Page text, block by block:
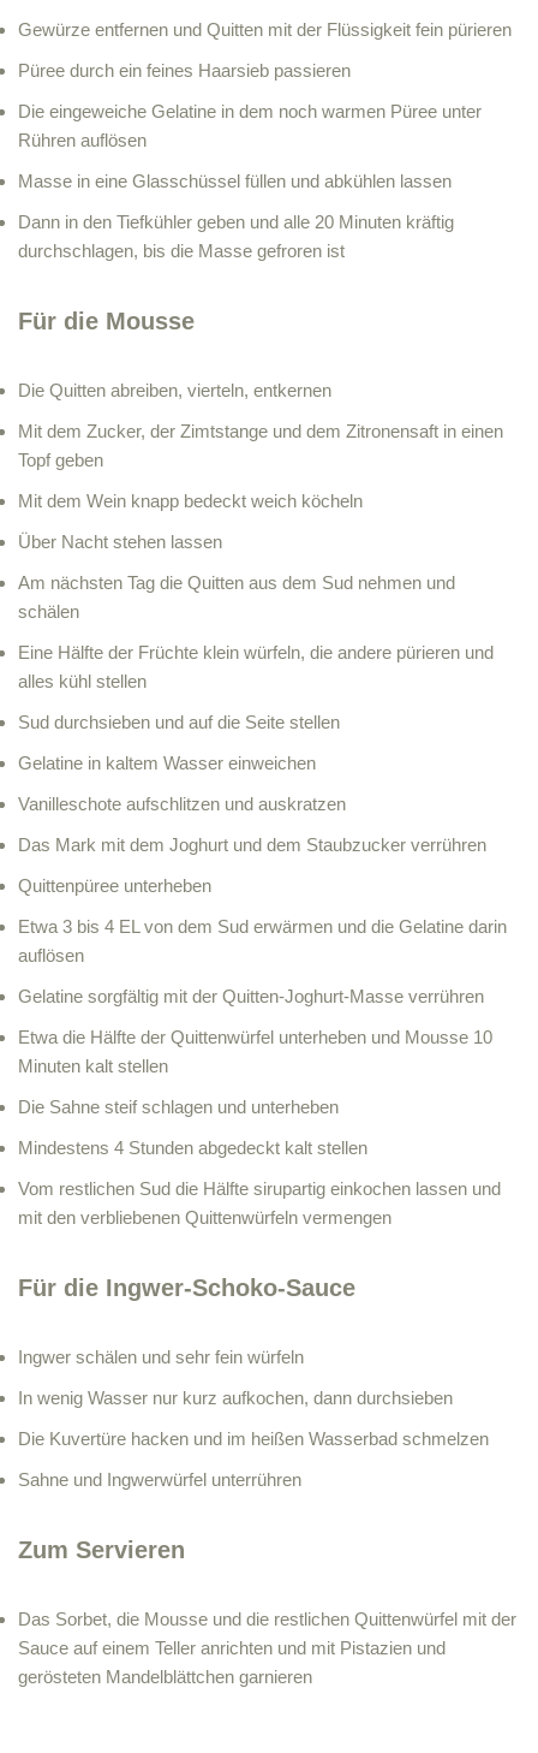
Gewürze entfernen und Quitten mit der Flüssigkeit fein pürieren
Püree durch ein feines Haarsieb passieren
Die eingeweiche Gelatine in dem noch warmen Püree unter
Rühren auflösen
Masse in eine Glasschüssel füllen und abkühlen lassen
Dann in den Tiefkühler geben und alle 20 Minuten kräftig
durchschlagen, bis die Masse gefroren ist
Für die Mousse
Die Quitten abreiben, vierteln, entkernen
Mit dem Zucker, der Zimtstange und dem Zitronensaft in einen
Topf geben
Mit dem Wein knapp bedeckt weich köcheln
Über Nacht stehen lassen
Am nächsten Tag die Quitten aus dem Sud nehmen und
schälen
Eine Hälfte der Früchte klein würfeln, die andere pürieren und
alles kühl stellen
Sud durchsieben und auf die Seite stellen
Gelatine in kaltem Wasser einweichen
Vanilleschote aufschlitzen und auskratzen
Das Mark mit dem Joghurt und dem Staubzucker verrühren
Quittenpüree unterheben
Etwa 3 bis 4 EL von dem Sud erwärmen und die Gelatine darin
auflösen
Gelatine sorgfältig mit der Quitten-Joghurt-Masse verrühren
Etwa die Hälfte der Quittenwürfel unterheben und Mousse 10
Minuten kalt stellen
Die Sahne steif schlagen und unterheben
Mindestens 4 Stunden abgedeckt kalt stellen
Vom restlichen Sud die Hälfte sirupartig einkochen lassen und
mit den verbliebenen Quittenwürfeln vermengen
Für die Ingwer-Schoko-Sauce
Ingwer schälen und sehr fein würfeln
In wenig Wasser nur kurz aufkochen, dann durchsieben
Die Kuvertüre hacken und im heißen Wasserbad schmelzen
Sahne und Ingwerwürfel unterrühren
Zum Servieren
Das Sorbet, die Mousse und die restlichen Quittenwürfel mit der
Sauce auf einem Teller anrichten und mit Pistazien und
gerösteten Mandelblättchen garnieren